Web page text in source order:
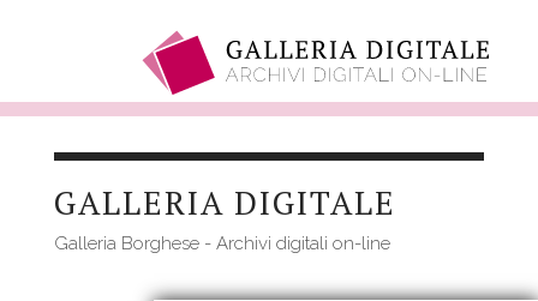
contenutoGALLERIA DIGITALE
Galleria Borghese - Archivi digitali on-line